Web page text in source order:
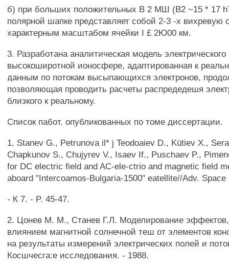
б) при больших положительных В 2 МШ (В2 ~15 * 17
полярной шапке представляет собой 2-3 -х вихревую
характерным масштабом ячейки I £ 2Ю00 км.
3. Разработана аналитическая модель
высокоширотной ионосфере, адаптированная к
данным по потокам высыпающихся электронов,
позволяющая проводить расчеты распредедешя
близкого к реальному.
Список пабот. опубликованных по томе диссертации.
1. Stanev G., Petrunova il* j Teodoaiev D., Kütiev X.,
Chapkunov S., Chujyrev V., Isaev If., Puschaev P.,
for DC electric field and AC-ele-ctrio and magnetic field
aboard "Intercoamos-Bulgaria-1500" eatellite//Adv. Space
- К 7. - P. 45-47.
2. Цонев M. M., Станев Г.Л. Моделирование
влиянием магнитной солнечной теш от элементов
на результаты измерений электрических полей и
Косшчесга:е исследования. - 1988.